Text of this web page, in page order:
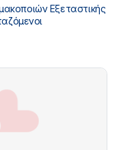
Εξεταστικής
Επανεξεταζόμενοι